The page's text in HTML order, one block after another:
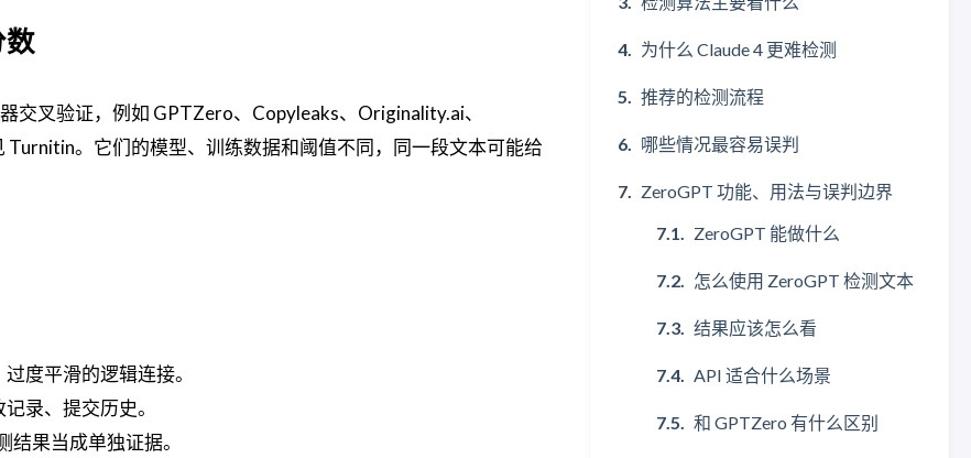
为什么 Claude 4 更难检测
推荐的检测流程
哪些情况最容易误判
ZeroGPT 功能、用法与误判边界
ZeroGPT 能做什么
怎么使用 ZeroGPT 检测文本
结果应该怎么看
API 适合什么场景
和 GPTZero 有什么区别
数
交叉验证，例如 GPTZero、Copyleaks、Originality.ai、
Turnitin。它们的模型、训练数据和阈值不同，同一段文本可能给
度平滑的逻辑连接。
录、提交历史。
果当成单独证据。